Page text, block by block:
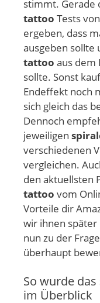
stimmt. Gerade
tattoo Tests
ergeben, dass
ausgeben sollte
tattoo aus dem
sollte. Sonst
Endeffekt noch
sich gleich das
Dennoch
jeweiligen
verschiedenen
vergleichen.
den aktuellsten
tattoo vom
Vorteile dir
wir ihnen
nun zu der
überhaupt
So wurde das
im Überblick